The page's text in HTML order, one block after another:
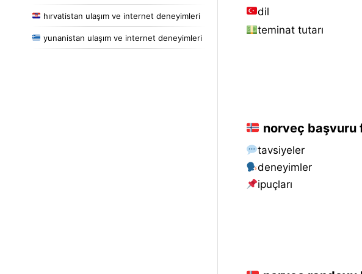
hırvatistan ulaşım ve internet deneyimleri
yunanistan ulaşım ve internet deneyimleri
dil
teminat tutarı
norveç başvuru
tavsiyeler
deneyimler
i̇puçları